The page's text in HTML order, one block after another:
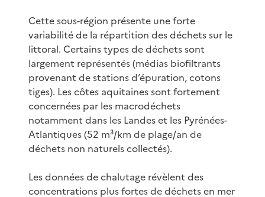
Cette sous-région présente une forte
variabilité de la répartition des déchets sur le
littoral. Certains types de déchets sont
largement représentés (médias biofiltrants
provenant de stations d’épuration, cotons
tiges). Les côtes aquitaines sont fortement
concernées par les macrodéchets
notamment dans les Landes et les Pyrénées-
Atlantiques (52 m³/km de plage/an de
déchets non naturels collectés).
Les données de chalutage révèlent des
concentrations plus fortes de déchets en mer